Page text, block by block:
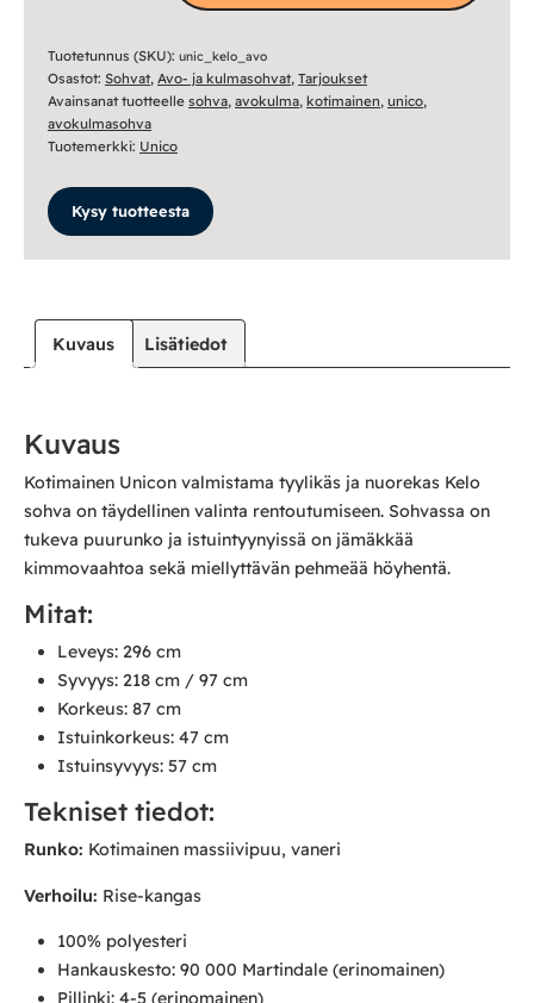
Tuotetunnus (SKU): unic_kelo_avo
Osastot: Sohvat, Avo- ja kulmasohvat, Tarjoukset
Avainsanat tuotteelle sohva, avokulma, kotimainen, unico,
avokulmasohva
Tuotemerkki: Unico
Kysy tuotteesta
Kuvaus Lisätiedot
Kuvaus
Kotimainen Unicon valmistama tyylikäs ja nuorekas Kelo
sohva on täydellinen valinta rentoutumiseen. Sohvassa on
tukeva puurunko ja istuintyynyissä on jämäkkää
kimmovaahtoa sekä miellyttävän pehmeää höyhentä.
Mitat:
Leveys: 296 cm
Syvyys: 218 cm / 97 cm
Korkeus: 87 cm
Istuinkorkeus: 47 cm
Istuinsyvyys: 57 cm
Tekniset tiedot:
Runko: Kotimainen massiivipuu, vaneri
Verhoilu: Rise-kangas
100% polyesteri
Hankauskesto: 90 000 Martindale (erinomainen)
Pillinki: 4-5 (erinomainen)